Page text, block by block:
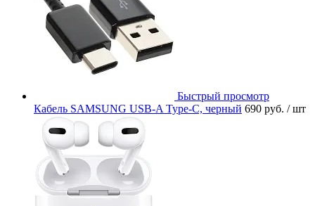
Быстрый просмотр
Кабель SAMSUNG USB-A Type-C, черный 690 руб. / шт